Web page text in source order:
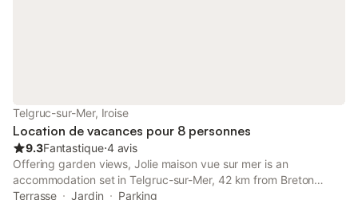
Telgruc-sur-Mer, Iroise
Location de vacances pour 8 personnes
9.3Fantastique⋅4 avis
Offering garden views, Jolie maison vue sur mer is an
accommodation set in Telgruc-sur-Mer, 42 km from Breton
County Museum and 43 km from Quimper Train Station. This
Terrasse Jardin
Parking